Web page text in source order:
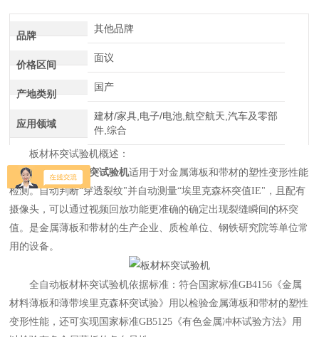
介绍
品牌
其他品牌
价格区间
面议
产地类别
国产
应用领域
建材/家具,电子/电池,航空航天,汽车及零部
件,综合
板材杯突试验机概述：
全自动板材杯突试验机适用于对金属薄板和带材的塑性变形性能
检测。自动判断“穿透裂纹"并自动测量“埃里克森杯突值IE"，且配有
摄像头，可以通过视频回放功能更准确的确定出现裂缝瞬间的杯突
值。是金属薄板和带材的生产企业、质检单位、钢铁研究院等单位常
用的设备。
全自动板材杯突试验机依据标准：符合国家标准GB4156《金属
材料薄板和薄带埃里克森杯突试验》用以检验金属薄板和带材的塑性
变形性能，还可实现国家标准GB5125《有色金属冲杯试验方法》用